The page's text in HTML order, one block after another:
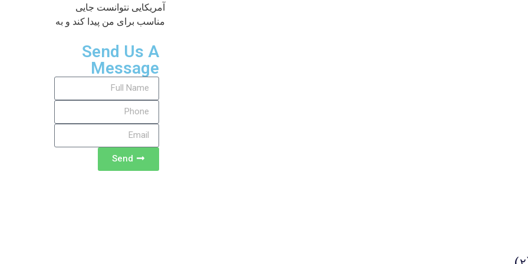
آمریکایی نتوانست جایی
مناسب برای من پیدا کند و به
Send Us A
Message
Send